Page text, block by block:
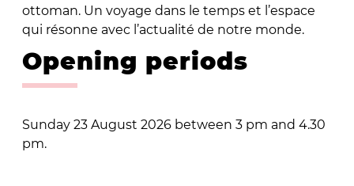
ottoman. Un voyage dans le temps et l’espace
qui résonne avec l’actualité de notre monde.
Opening periods
Sunday 23 August 2026 between 3 pm and 4.30
pm.